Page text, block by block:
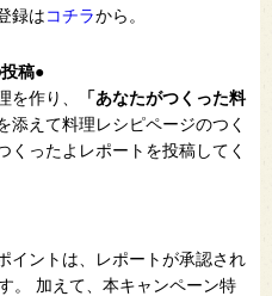
録はコチラから。
稿●
を作り、
「あなたがつくった料
添えて料理レシピページのつく
くったよレポートを投稿してく
イントは、レポートが承認され
。 加えて、本キャンペーン特